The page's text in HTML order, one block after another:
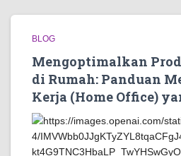
BLOG
Mengoptimalkan
di Rumah: Panduan
Kerja (Home Office)